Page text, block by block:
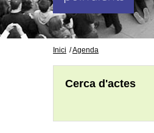
Inici Agenda
Cerca d'actes